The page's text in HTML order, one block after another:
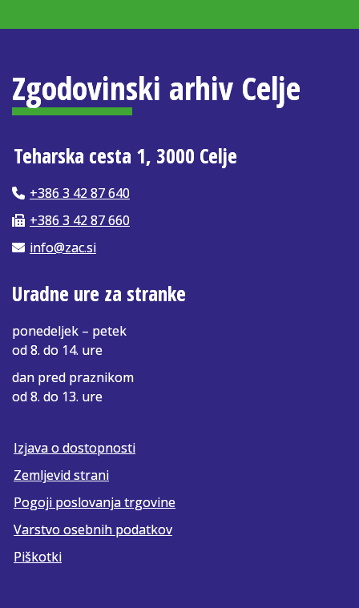
Zgodovinski arhiv Celje
Teharska cesta 1, 3000 Celje
+386 3 42 87 640
+386 3 42 87 660
info@zac.si
Uradne ure za stranke
ponedeljek – petek
od 8. do 14. ure
dan pred praznikom
od 8. do 13. ure
Izjava o dostopnosti
Zemljevid strani
Pogoji poslovanja trgovine
Varstvo osebnih podatkov
Piškotki